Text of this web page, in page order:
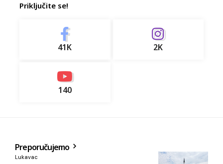
Priključite se!
41K 2K
140
Preporučujemo
Lukavac